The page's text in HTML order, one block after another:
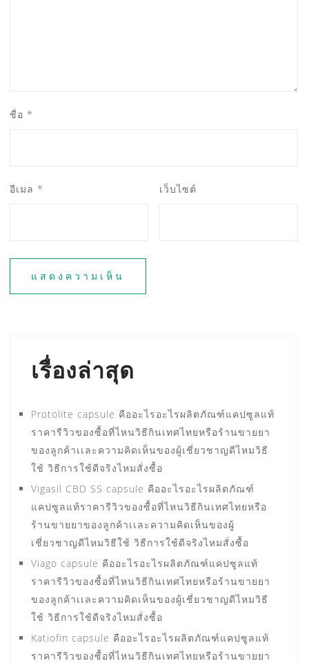
ชื่อ *
อีเมล * เว็บไซต์
เรื่องล่าสุด
Protolite capsule คืออะไรอะไรผลิตภัณฑ์แคปซูลแท้
ราคารีวิวของซื้อที่ไหนวิธีกินเทศไทยหรือร้านขายยา
ของลูกค้าเเละความคิดเห็นของผู้เชี่ยวชาญดีไหมวิธี
ใช้ วิธีการใช้ดีจริงไหมสั่งซื้อ
Vigasil CBD SS capsule คืออะไรอะไรผลิตภัณฑ์
แคปซูลแท้ราคารีวิวของซื้อที่ไหนวิธีกินเทศไทยหรือ
ร้านขายยาของลูกค้าเเละความคิดเห็นของผู้
เชี่ยวชาญดีไหมวิธีใช้ วิธีการใช้ดีจริงไหมสั่งซื้อ
Viago capsule คืออะไรอะไรผลิตภัณฑ์แคปซูลแท้
ราคารีวิวของซื้อที่ไหนวิธีกินเทศไทยหรือร้านขายยา
ของลูกค้าเเละความคิดเห็นของผู้เชี่ยวชาญดีไหมวิธี
ใช้ วิธีการใช้ดีจริงไหมสั่งซื้อ
Katiofin capsule คืออะไรอะไรผลิตภัณฑ์แคปซูลแท้
ราคารีวิวของซื้อที่ไหนวิธีกินเทศไทยหรือร้านขายยา